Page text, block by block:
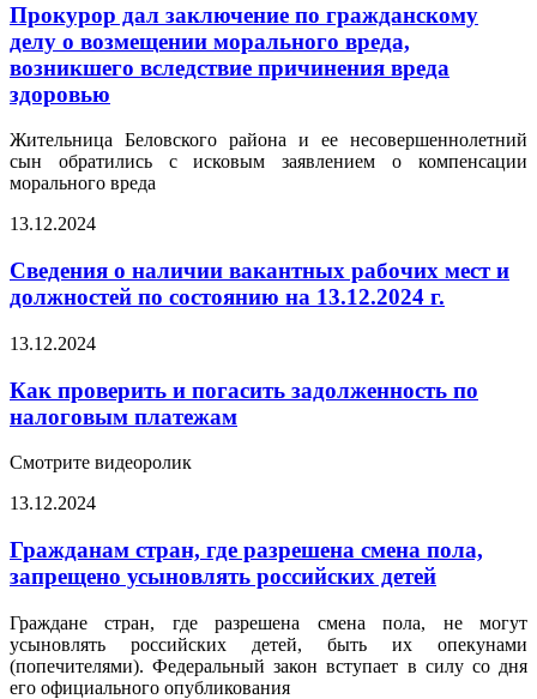
Прокурор дал заключение по гражданскому
делу о возмещении морального вреда,
возникшего вследствие причинения вреда
здоровью
Жительница Беловского района и ее несовершеннолетний
сын обратились с исковым заявлением о компенсации
морального вреда
13.12.2024
Сведения о наличии вакантных рабочих мест и
должностей по состоянию на 13.12.2024 г.
13.12.2024
Как проверить и погасить задолженность по
налоговым платежам
Смотрите видеоролик
13.12.2024
Гражданам стран, где разрешена смена пола,
запрещено усыновлять российских детей
Граждане стран, где разрешена смена пола, не могут
усыновлять российских детей, быть их опекунами
(попечителями). Федеральный закон вступает в силу со дня
его официального опубликования